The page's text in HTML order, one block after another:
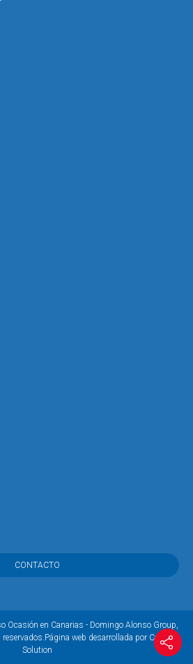
CONTACTO
Ocasión en Canarias - Domingo Alonso Group,
Página web desarrollada por Coco
Solution